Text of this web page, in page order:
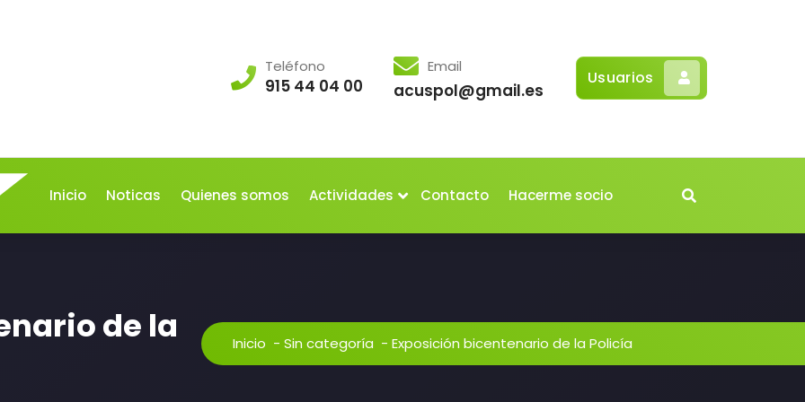
Teléfono
915 44 04 00
Email
acuspol@gmail.es
Usuarios
Inicio Noticas Quienes somos Actividades Contacto Hacerme socio
de la
Inicio - Sin categoría - Exposición bicentenario de la Policía